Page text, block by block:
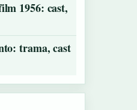
1956: cast,
trama, cast